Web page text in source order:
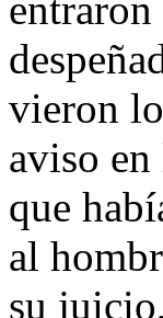
vieron
aviso
que
al
su